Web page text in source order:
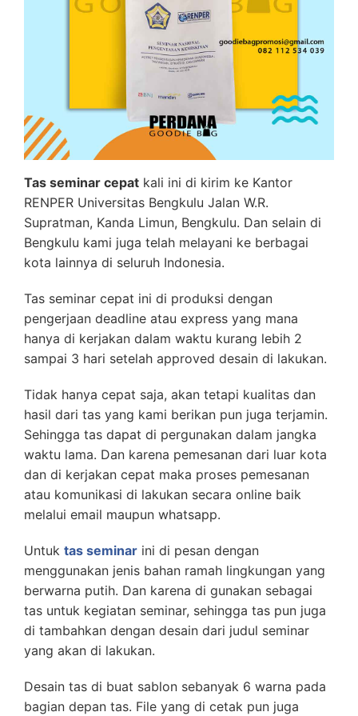
Tas seminar cepat kali ini di kirim ke Kantor
RENPER Universitas Bengkulu Jalan W.R.
Supratman, Kanda Limun, Bengkulu. Dan selain di
Bengkulu kami juga telah melayani ke berbagai
kota lainnya di seluruh Indonesia.
Tas seminar cepat ini di produksi dengan
pengerjaan deadline atau express yang mana
hanya di kerjakan dalam waktu kurang lebih 2
sampai 3 hari setelah approved desain di lakukan.
Tidak hanya cepat saja, akan tetapi kualitas dan
hasil dari tas yang kami berikan pun juga terjamin.
Sehingga tas dapat di pergunakan dalam jangka
waktu lama. Dan karena pemesanan dari luar kota
dan di kerjakan cepat maka proses pemesanan
atau komunikasi di lakukan secara online baik
melalui email maupun whatsapp.
Untuk tas seminar ini di pesan dengan
menggunakan jenis bahan ramah lingkungan yang
berwarna putih. Dan karena di gunakan sebagai
tas untuk kegiatan seminar, sehingga tas pun juga
di tambahkan dengan desain dari judul seminar
yang akan di lakukan.
Desain tas di buat sablon sebanyak 6 warna pada
bagian depan tas. File yang di cetak pun juga